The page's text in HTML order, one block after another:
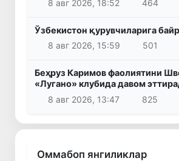
8 авг 2026, 18:52
464
Ўзбекистон қурувчиларига
8 авг 2026, 15:59
501
Беҳруз Каримов фаолиятини
«Лугано» клубида давом
8 авг 2026, 13:47
825
Оммабоп янгиликлар